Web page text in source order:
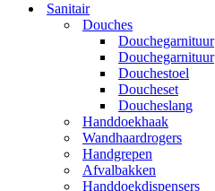
Sanitair
Douches
Douchegarnituur
Douchegarnituur
Douchestoel
Doucheset
Doucheslang
Handdoekhaak
Wandhaardrogers
Handgrepen
Afvalbakken
Handdoekdispensers